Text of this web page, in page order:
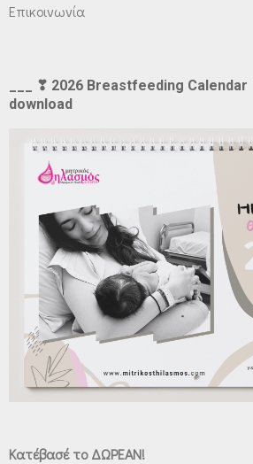
Επικοινωνία
___ ❣ 2026 Breastfeeding Calendar
download
Κατέβασέ το ΔΩΡΕΑΝ!